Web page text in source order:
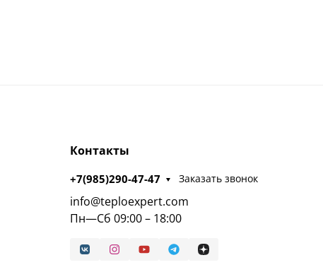
Контакты
+7(985)290-47-47 Заказать звонок
info@teploexpert.com
Пн—Сб 09:00 – 18:00